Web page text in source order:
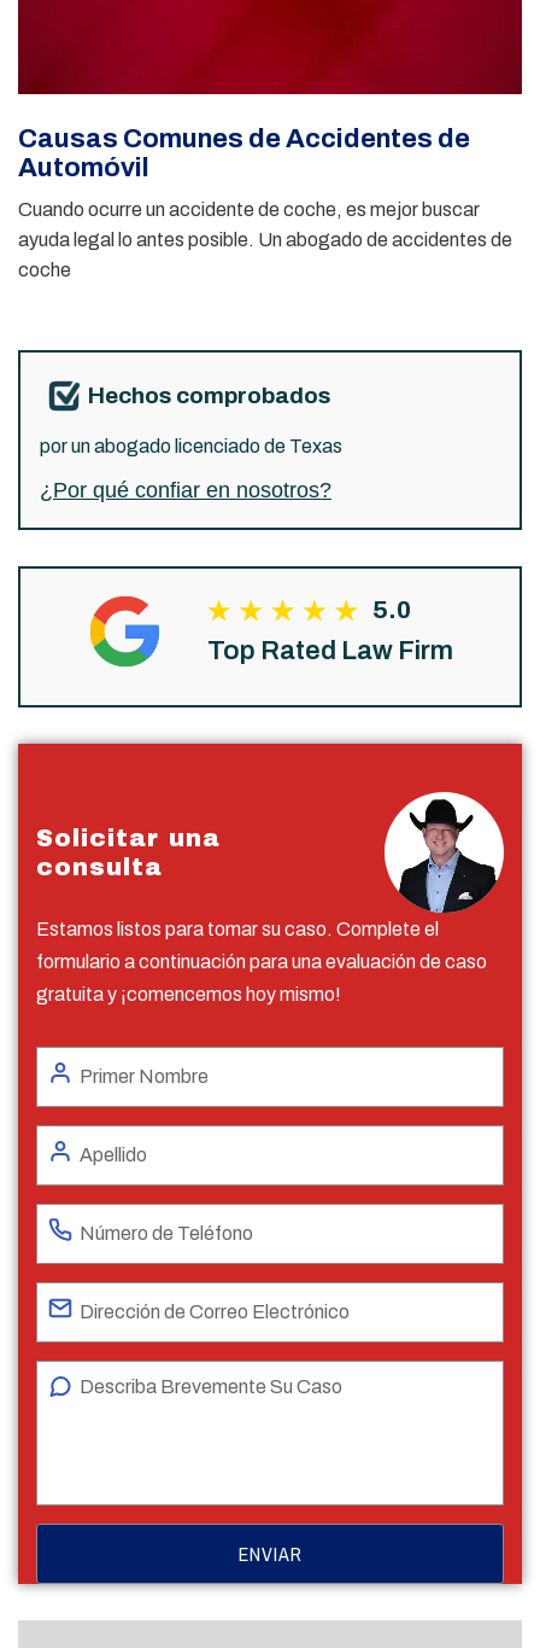
Causas Comunes de Accidentes de
Automóvil
Cuando ocurre un accidente de coche, es mejor buscar
ayuda legal lo antes posible. Un abogado de accidentes de
coche
Hechos comprobados
por un abogado licenciado de Texas
¿Por qué confiar en nosotros?
5.0
Top Rated Law Firm
Solicitar una
consulta
Estamos listos para tomar su caso. Complete el
formulario a continuación para una evaluación de caso
gratuita y ¡comencemos hoy mismo!